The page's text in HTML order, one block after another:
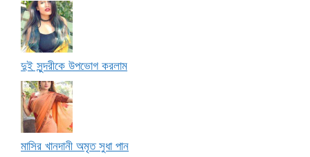
দুই সুন্দরীকে উপভোগ করলাম
মাসির খানদানী অমৃত সুধা পান